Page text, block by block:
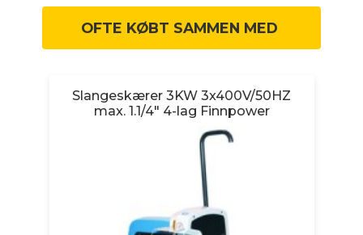
OFTE KØBT SAMMEN MED
Slangeskærer 3KW 3x400V/50HZ
max. 1.1/4" 4-lag Finnpower